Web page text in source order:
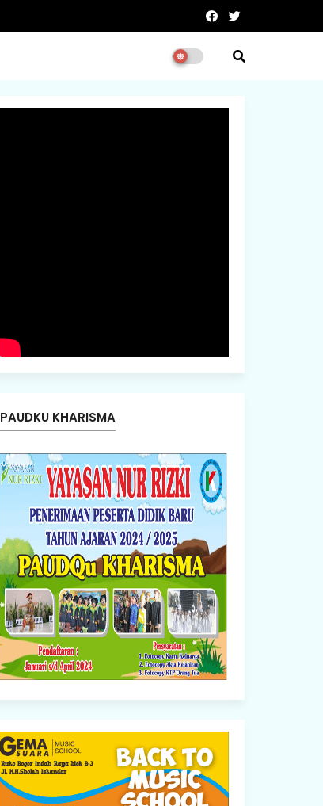
PAUDKU KHARISMA